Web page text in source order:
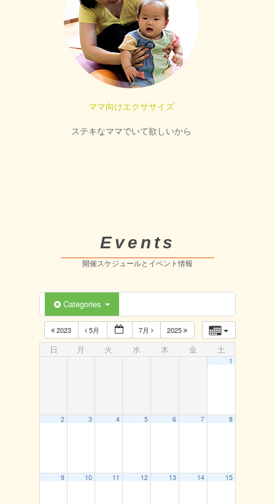
ママ向けエクササイズ
ステキなママでいて欲しいから
Events
開催スケジュールとイベント情報
Categories
2023 5月 7月 2025
日 月 火 水 木 金 土
1
2 3 4 5 6 7 8
9 10 11 12 13 14 15